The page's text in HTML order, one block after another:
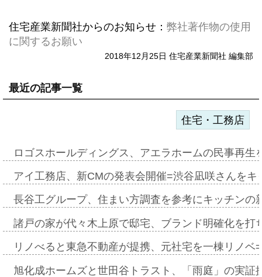
住宅産業新聞社からのお知らせ： 弊社著作物の使用
に関するお願い
2018年12月25日 住宅産業新聞社 編集部
最近の記事一覧
住宅・工務店
ロゴスホールディングス、アエラホームの民事再
アイ工務店、新CMの発表会開催=渋谷凪咲さんを
長谷工グループ、住まい方調査を参考にキッチン
諸戸の家が代々木上原で邸宅、ブランド明確化を
リノべると東急不動産が提携、元社宅を一棟リノ
旭化成ホームズと世田谷トラスト、「雨庭」の実